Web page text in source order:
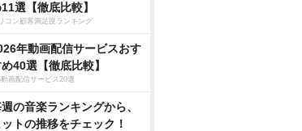
選【徹底比較】
コン顧客満足度ランキング
年動画配信サービスおす
40選【徹底比較】
画配信サービス20選
の音楽ランキングから、
ットの推移をチェック！